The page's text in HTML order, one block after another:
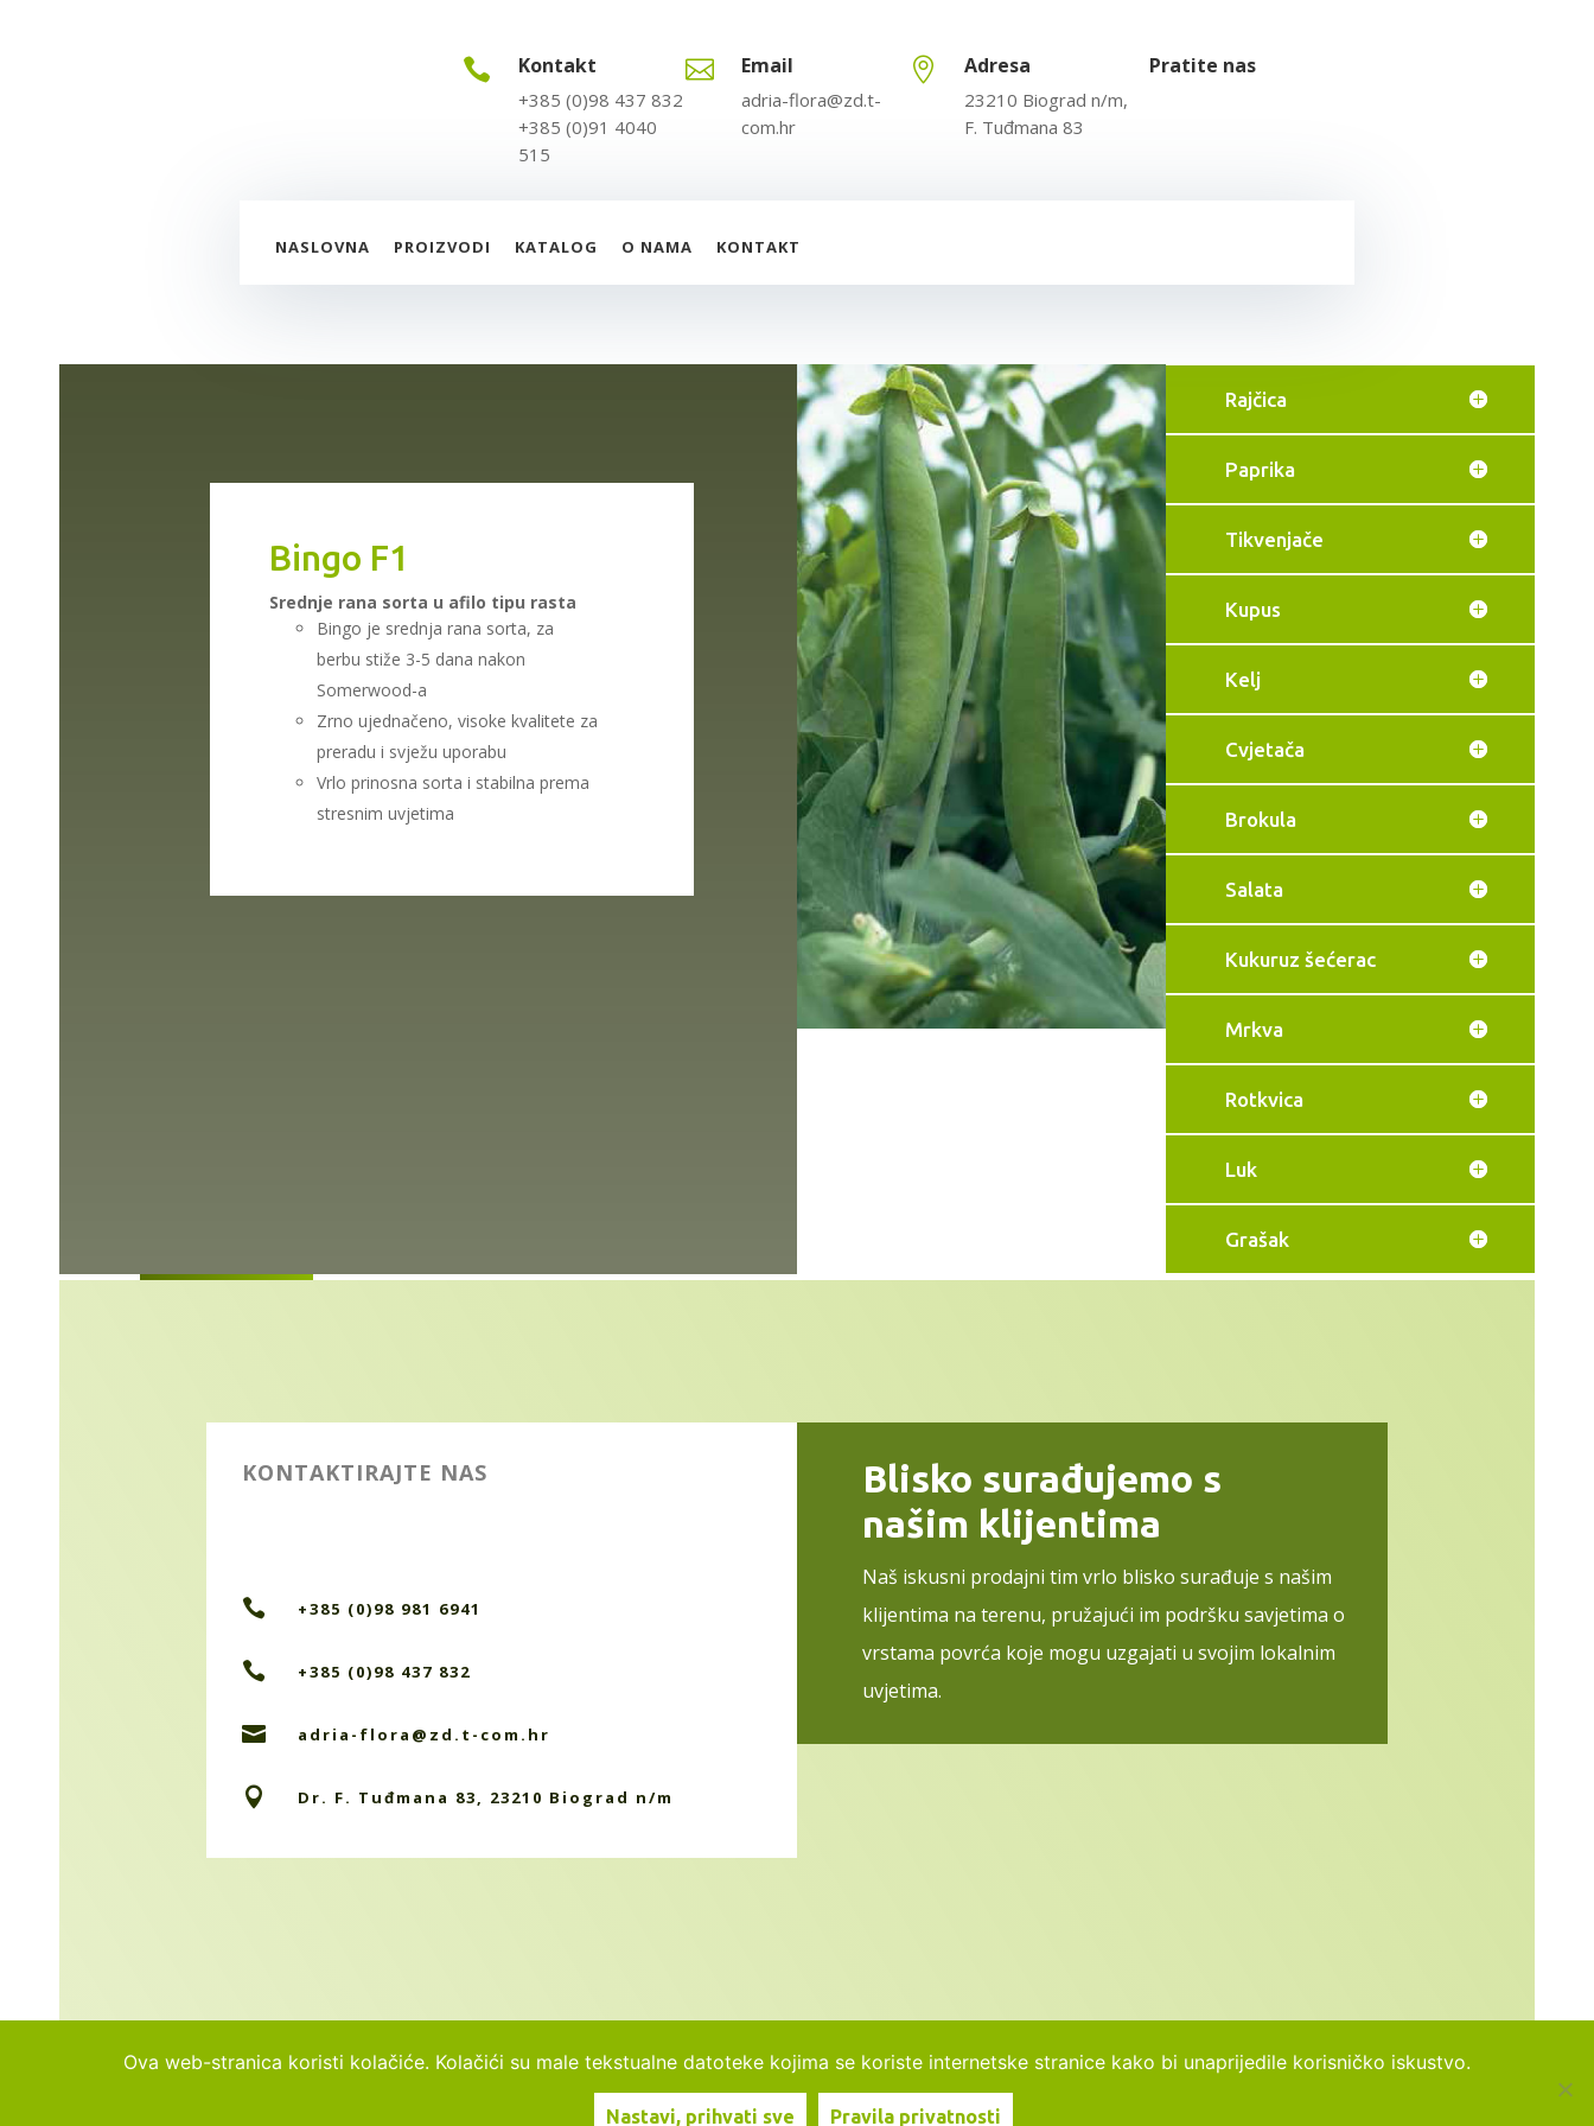
 Kontakt
+385 (0)98 437 832
+385 (0)91 4040
515
 Email
adria-flora@zd.t-
com.hr
 Adresa
23210 Biograd n/m,
F. Tuđmana 83
Pratite nas
NASLOVNA PROIZVODI KATALOG O NAMA KONTAKT
Bingo F1
Srednje rana sorta u afilo tipu rasta
Bingo je srednja rana sorta, za
berbu stiže 3-5 dana nakon
Somerwood-a
Zrno ujednačeno, visoke kvalitete za
preradu i svježu uporabu
Vrlo prinosna sorta i stabilna prema
stresnim uvjetima
Rajčica
Paprika
Tikvenjače
Kupus
Kelj
Cvjetača
Brokula
Salata
Kukuruz šećerac
Mrkva
Rotkvica
Luk
Grašak
KONTAKTIRAJTE NAS
 +385 (0)98 981 6941
 +385 (0)98 437 832
 adria-flora@zd.t-com.hr
 Dr. F. Tuđmana 83, 23210 Biograd n/m
Blisko surađujemo s
našim klijentima
Naš iskusni prodajni tim vrlo blisko surađuje s našim
klijentima na terenu, pružajući im podršku savjetima o
vrstama povrća koje mogu uzgajati u svojim lokalnim
uvjetima.
Ova web-stranica koristi kolačiće. Kolačići su male tekstualne datoteke kojima se koriste internetske stranice kako bi unaprijedile korisničko iskustvo.
Nastavi, prihvati sve Pravila privatnosti